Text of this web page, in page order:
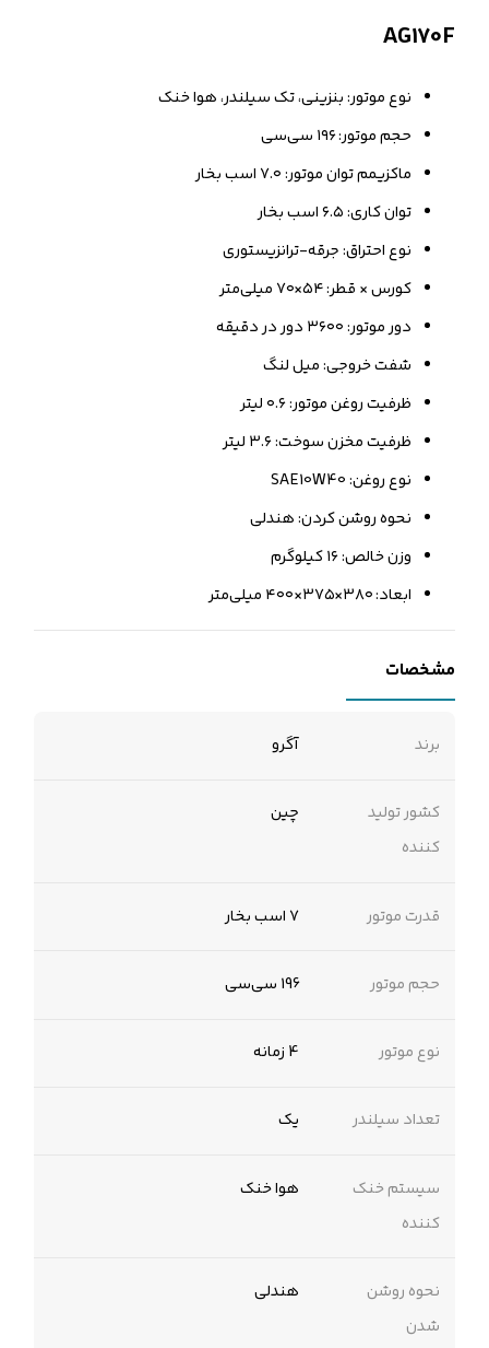
AG170F
نوع موتور: بنزینی، تک سیلندر، هوا خنک
حجم موتور: ۱۹۶ سی‌سی
ماکزیمم توان موتور: ۷.۰ اسب بخار
توان کاری: ۶.۵ اسب بخار
نوع احتراق: جرقه-ترانزیستوری
کورس × قطر: ۵۴×۷۰ میلی‌متر
دور موتور: ۳۶۰۰ دور در دقیقه
شفت خروجی: میل لنگ
ظرفیت روغن موتور: ۰.۶ لیتر
ظرفیت مخزن سوخت: ۳.۶ لیتر
نوع روغن: SAE10W40
نحوه روشن کردن: هندلی
وزن خالص: ۱۶ کیلوگرم
ابعاد: ۳۸۰×۳۷۵×۴۰۰ میلی‌متر
مشخصات
برند آگرو
کشور تولید
کننده
چین
قدرت موتور 7 اسب بخار
حجم موتور 196 سی‌سی
نوع موتور 4 زمانه
تعداد سیلندر یک
سیستم خنک
کننده
هوا خنک
نحوه روشن
شدن
هندلی